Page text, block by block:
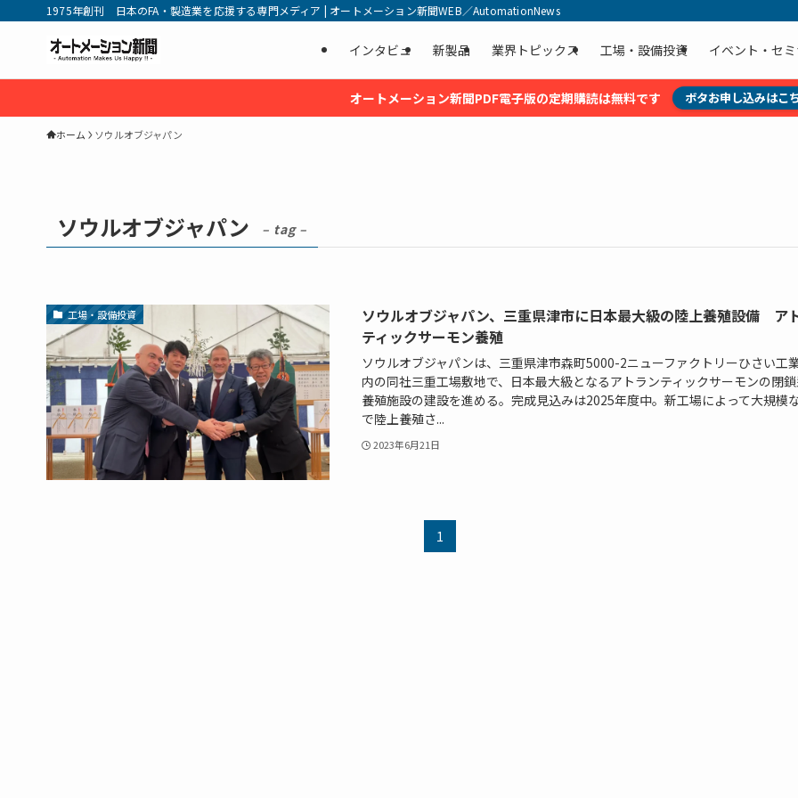
1975年創刊 日本のFA・製造業を応援する専門メディア | オートメーション新聞WEB／AutomationNews
インタビュ 新製品 業界トピックス 工場・設備投資 イベント・セ
オートメーション新聞PDF電子版の定期購読は無料です ボタお申し込みはこ
ホーム ソウルオブジャパン
ソウルオブジャパン – tag –
工場・設備投資
ソウルオブジャパン、三重県津市に日本最大級の陸上養殖設備 ア
ティックサーモン養殖
ソウルオブジャパンは、三重県津市森町5000-2ニューファクトリーひさい工
内の同社三重工場敷地で、日本最大級となるアトランティックサーモンの閉
養殖施設の建設を進める。完成見込みは2025年度中。新工場によって大規模
で陸上養殖さ...
2023年6月21日
1